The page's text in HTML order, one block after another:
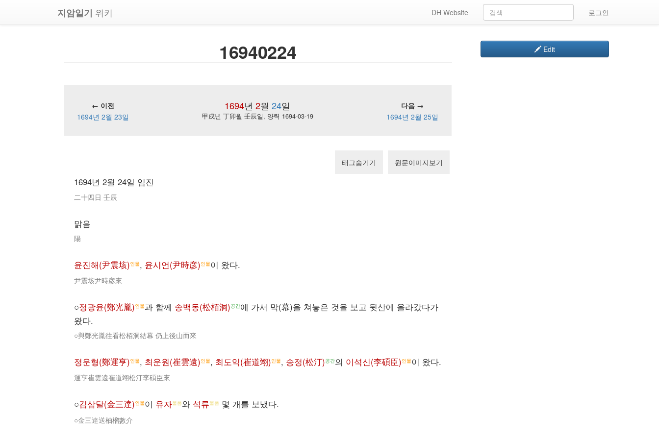
지암일기 위키 로그인
DH Website
16940224
1694년 2월 24일
← 이전
다음 →
1694년 2월 23일
甲戌년 丁卯월 壬辰일, 양력 1694-03-19 1694년 2월 25일
태그숨기기 원문이미지보기
1694년 2월 24일 임진
二十四日 壬辰
맑음
陽
윤진해(尹震垓)인물, 윤시언(尹時彦)인물이 왔다.
尹震垓尹時彦來
○정광윤(鄭光胤)인물과 함께 송백동(松栢洞)공간에 가서 막(幕)을 쳐놓은 것을 보고 뒷산에 올라갔다가
왔다.
○與鄭光胤往看松栢洞結幕 仍上後山而來
정운형(鄭運亨)인물, 최운원(崔雲遠)인물, 최도익(崔道翊)인물, 송정(松汀)공간의 이석신(李碩臣)인물이 왔다.
運亨崔雲遠崔道翊松汀李碩臣來
○김삼달(金三達)인물이 유자물품와 석류물품 몇 개를 보냈다.
○金三達送柚榴數介
Edit